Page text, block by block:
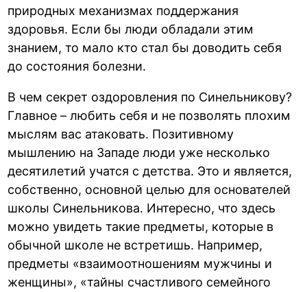
природных механизмах поддержания
здоровья. Если бы люди обладали этим
знанием, то мало кто стал бы доводить себя
до состояния болезни.
В чем секрет оздоровления по Синельникову?
Главное – любить себя и не позволять плохим
мыслям вас атаковать. Позитивному
мышлению на Западе люди уже несколько
десятилетий учатся с детства. Это и является,
собственно, основной целью для основателей
школы Синельникова. Интересно, что здесь
можно увидеть такие предметы, которые в
обычной школе не встретишь. Например,
предметы «взаимоотношениям мужчины и
женщины», «тайны счастливого семейного